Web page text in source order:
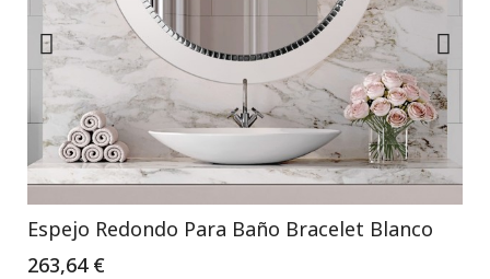
Espejo Redondo Para Baño Bracelet Blanco
263,64 €